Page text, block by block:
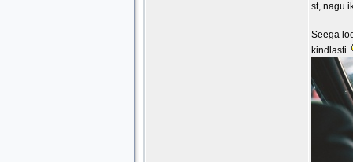
st, nagu
Seega
kindlasti.